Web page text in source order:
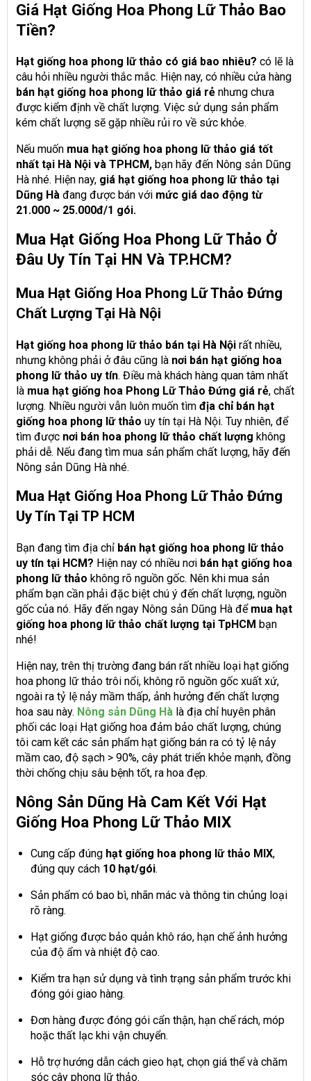
Giá Hạt Giống Hoa Phong Lữ Thảo Bao
Tiền?
Hạt giống hoa phong lữ thảo có giá bao nhiêu? có lẽ là
câu hỏi nhiều người thắc mắc. Hiện nay, có nhiều cửa hàng
bán hạt giống hoa phong lữ thảo giá rẻ nhưng chưa
được kiểm định về chất lượng. Việc sử dụng sản phẩm
kém chất lượng sẽ gặp nhiều rủi ro về sức khỏe.
Nếu muốn mua hạt giống hoa phong lữ thảo giá tốt
nhất tại Hà Nội và TPHCM, bạn hãy đến Nông sản Dũng
Hà nhé. Hiện nay, giá hạt giống hoa phong lữ thảo tại
Dũng Hà đang được bán với mức giá dao động từ
21.000 ~ 25.000đ/1 gói.
Mua Hạt Giống Hoa Phong Lữ Thảo Ở
Đâu Uy Tín Tại HN Và TP.HCM?
Mua Hạt Giống Hoa Phong Lữ Thảo Đứng
Chất Lượng Tại Hà Nội
Hạt giống hoa phong lữ thảo bán tại Hà Nội rất nhiều,
nhưng không phải ở đâu cũng là nơi bán hạt giống hoa
phong lữ thảo uy tín. Điều mà khách hàng quan tâm nhất
là mua hạt giống hoa Phong Lữ Thảo Đứng giá rẻ, chất
lượng. Nhiều người vẫn luôn muốn tìm địa chỉ bán hạt
giống hoa phong lữ thảo uy tín tại Hà Nội. Tuy nhiên, để
tìm được nơi bán hoa phong lữ thảo chất lượng không
phải dễ. Nếu đang tìm mua sản phẩm chất lượng, hãy đến
Nông sản Dũng Hà nhé.
Mua Hạt Giống Hoa Phong Lữ Thảo Đứng
Uy Tín Tại TP HCM
Bạn đang tìm địa chỉ bán hạt giống hoa phong lữ thảo
uy tín tại HCM? Hiện nay có nhiều nơi bán hạt giống hoa
phong lữ thảo không rõ nguồn gốc. Nên khi mua sản
phẩm bạn cần phải đặc biệt chú ý đến chất lượng, nguồn
gốc của nó. Hãy đến ngay Nông sản Dũng Hà để mua hạt
giống hoa phong lữ thảo chất lượng tại TpHCM bạn
nhé!
Hiện nay, trên thị trường đang bán rất nhiều loại hạt giống
hoa phong lữ thảo trôi nổi, không rõ nguồn gốc xuất xứ,
ngoài ra tỷ lệ nảy mầm thấp, ảnh hưởng đến chất lượng
hoa sau này. Nông sản Dũng Hà là địa chỉ huyên phân
phối các loại Hạt giống hoa đảm bảo chất lượng, chúng
tôi cam kết các sản phẩm hạt giống bán ra có tỷ lệ nảy
mầm cao, độ sạch > 90%, cây phát triển khỏe mạnh, đồng
thời chống chịu sâu bệnh tốt, ra hoa đẹp.
Nông Sản Dũng Hà Cam Kết Với Hạt
Giống Hoa Phong Lữ Thảo MIX
Cung cấp đúng hạt giống hoa phong lữ thảo MIX,
đúng quy cách 10 hạt/gói.
Sản phẩm có bao bì, nhãn mác và thông tin chủng loại
rõ ràng.
Hạt giống được bảo quản khô ráo, hạn chế ảnh hưởng
của độ ẩm và nhiệt độ cao.
Kiểm tra hạn sử dụng và tình trạng sản phẩm trước khi
đóng gói giao hàng.
Đơn hàng được đóng gói cẩn thận, hạn chế rách, móp
hoặc thất lạc khi vận chuyển.
Hỗ trợ hướng dẫn cách gieo hạt, chọn giá thể và chăm
sóc cây phong lữ thảo.